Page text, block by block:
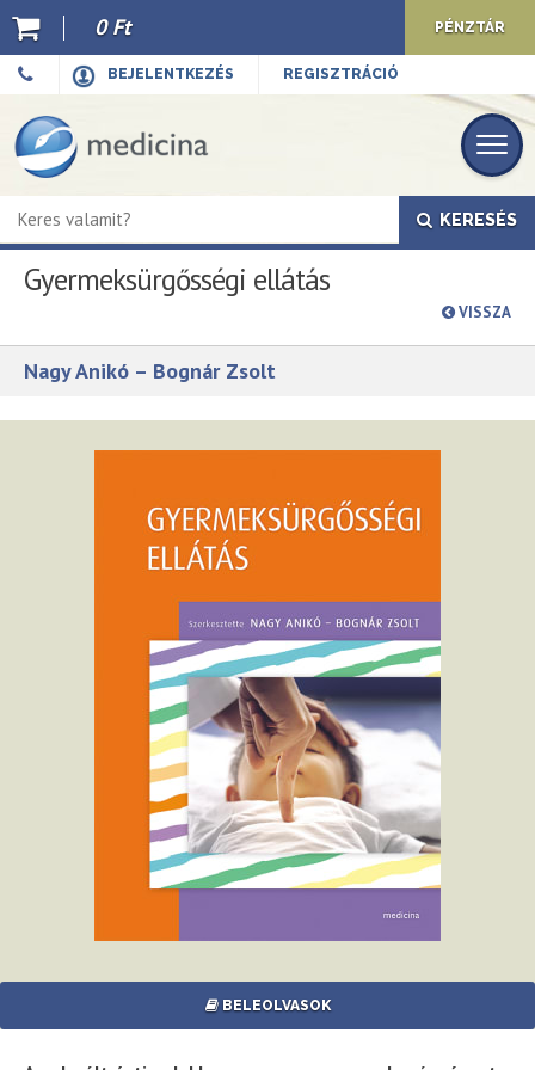
BEJELENTKEZÉS REGISZTRÁCIÓ
0 Ft PÉNZTÁR
KERESÉS
Gyermeksürgősségi ellátás
Nagy Anikó – Bognár Zsolt
VISSZA
BELEOLVASOK
Ajánló
Kiadványaink
E-book
Újdonságok
Akciók
Hírek